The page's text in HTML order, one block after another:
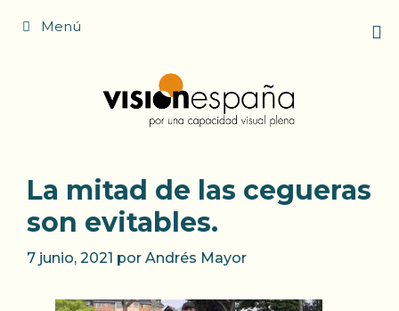
Menú
La mitad de las cegueras
son evitables.
7 junio, 2021 por Andrés Mayor